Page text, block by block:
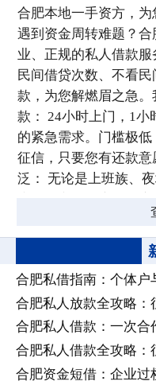
合肥本地一手资方，为
遇到资金周转难题？
业、正规的私人借款
民间借贷次数、不看
款，为您解燃眉之急
款： 24小时上门，1小
的紧急需求。门槛极
征信，只要您有还款
泛： 无论是上班族、
们都能为您提供合适
款信息严格保密，专
方，让您安心借款。
款： 本地工作2个月以
社保公积金可提额，手
信用贷： 面向公司、
售等各类经营者，正常
万额度，当天办当天
合肥私人借款：一次